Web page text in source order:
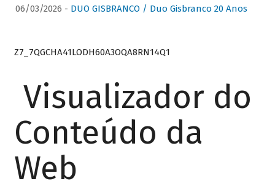
06/03/2026 - DUO GISBRANCO / Duo Gisbranco 20 Anos
Z7_7QGCHA41LODH60A3OQA8RN14Q1
Visualizador do
Conteúdo da
Web